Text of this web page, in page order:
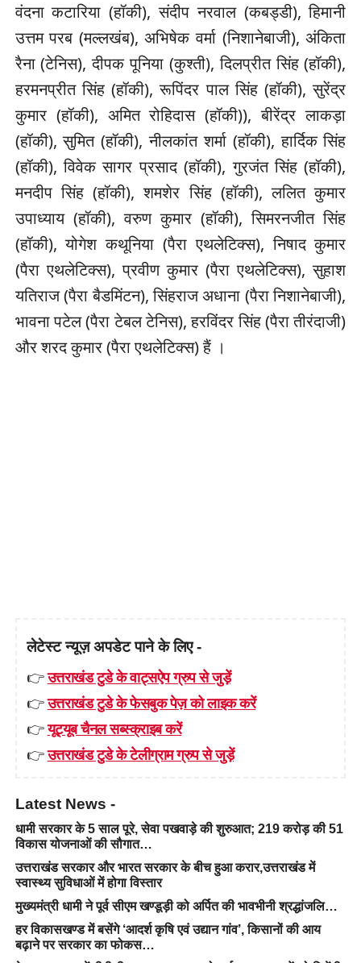
वंदना कटारिया (हॉकी), संदीप नरवाल (कबड्डी), हिमानी
उत्तम परब (मल्लखंब), अभिषेक वर्मा (निशानेबाजी), अंकिता
रैना (टेनिस), दीपक पूनिया (कुश्ती), दिलप्रीत सिंह (हॉकी),
हरमनप्रीत सिंह (हॉकी), रूपिंदर पाल सिंह (हॉकी), सुरेंद्र
कुमार (हॉकी), अमित रोहिदास (हॉकी)), बीरेंद्र लाकड़ा
(हॉकी), सुमित (हॉकी), नीलकांत शर्मा (हॉकी), हार्दिक सिंह
(हॉकी), विवेक सागर प्रसाद (हॉकी), गुरजंत सिंह (हॉकी),
मनदीप सिंह (हॉकी), शमशेर सिंह (हॉकी), ललित कुमार
उपाध्याय (हॉकी), वरुण कुमार (हॉकी), सिमरनजीत सिंह
(हॉकी), योगेश कथूनिया (पैरा एथलेटिक्स), निषाद कुमार
(पैरा एथलेटिक्स), प्रवीण कुमार (पैरा एथलेटिक्स), सुहाश
यतिराज (पैरा बैडमिंटन), सिंहराज अधाना (पैरा निशानेबाजी),
भावना पटेल (पैरा टेबल टेनिस), हरविंदर सिंह (पैरा तीरंदाजी)
और शरद कुमार (पैरा एथलेटिक्स) हैं ।
लेटेस्ट न्यूज़ अपडेट पाने के लिए -
👉उत्तराखंड टुडे के वाट्सऐप ग्रुप से जुड़ें
👉उत्तराखंड टुडे के फेसबुक पेज़ को लाइक करें
👉यूट्यूब चैनल सब्स्क्राइब करें
👉उत्तराखंड टुडे के टेलीग्राम ग्रुप से जुड़ें
Latest News -
धामी सरकार के 5 साल पूरे, सेवा पखवाड़े की शुरुआत; 219 करोड़ की 51
विकास योजनाओं की सौगात…
उत्तराखंड सरकार और भारत सरकार के बीच हुआ करार,उत्तराखंड में
स्वास्थ्य सुविधाओं में होगा विस्तार
मुख्यमंत्री धामी ने पूर्व सीएम खण्डूड़ी को अर्पित की भावभीनी श्रद्धांजलि…
हर विकासखण्ड में बसेंगे ‘आदर्श कृषि एवं उद्यान गांव’, किसानों की आय
बढ़ाने पर सरकार का फोकस…